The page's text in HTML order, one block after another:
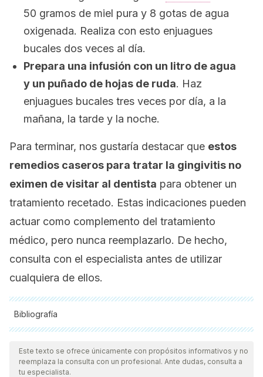
50 gramos de miel pura y 8 gotas de agua
oxigenada. Realiza con esto enjuagues
bucales dos veces al día.
Prepara una infusión con un litro de agua
y un puñado de hojas de ruda. Haz
enjuagues bucales tres veces por día, a la
mañana, la tarde y la noche.
Para terminar, nos gustaría destacar que estos
remedios caseros para tratar la gingivitis no
eximen de visitar al dentista para obtener un
tratamiento recetado. Estas indicaciones pueden
actuar como complemento del tratamiento
médico, pero nunca reemplazarlo. De hecho,
consulta con el especialista antes de utilizar
cualquiera de ellos.
Bibliografía
Todas las fuentes citadas fueron revisadas a profundidad por
nuestro equipo, para asegurar su calidad, confiabilidad,
vigencia y validez.La bibliografía de este artículo fue
Este texto se ofrece únicamente con propósitos informativos y no
reemplaza la consulta con un profesional. Ante dudas, consulta a
tu especialista.